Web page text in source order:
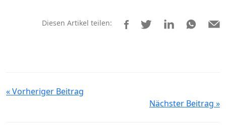
Diesen Artikel teilen:
« Vorheriger Beitrag
Nächster Beitrag »